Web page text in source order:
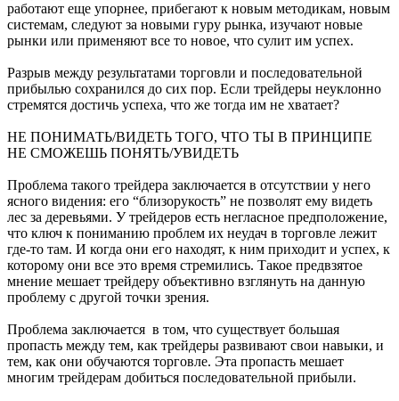
работают еще упорнее, прибегают к новым методикам, новым
системам, следуют за новыми гуру рынка, изучают новые
рынки или применяют все то новое, что сулит им успех.
Разрыв между результатами торговли и последовательной
прибылью сохранился до сих пор. Если трейдеры неуклонно
стремятся достичь успеха, что же тогда им не хватает?
НЕ ПОНИМАТЬ/ВИДЕТЬ ТОГО, ЧТО ТЫ В ПРИНЦИПЕ
НЕ СМОЖЕШЬ ПОНЯТЬ/УВИДЕТЬ
Проблема такого трейдера заключается в отсутствии у него
ясного видения: его “близорукость” не позволят ему видеть
лес за деревьями. У трейдеров есть негласное предположение,
что ключ к пониманию проблем их неудач в торговле лежит
где-то там. И когда они его находят, к ним приходит и успех, к
которому они все это время стремились. Такое предвзятое
мнение мешает трейдеру объективно взглянуть на данную
проблему с другой точки зрения.
Проблема заключается в том, что существует большая
пропасть между тем, как трейдеры развивают свои навыки, и
тем, как они обучаются торговле. Эта пропасть мешает
многим трейдерам добиться последовательной прибыли.